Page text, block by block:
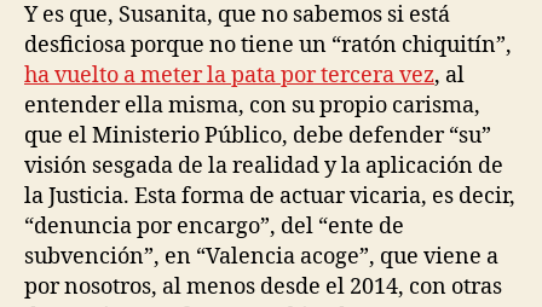
Y es que, Susanita, que no sabemos si está
desficiosa porque no tiene un “ratón chiquitín”,
ha vuelto a meter la pata por tercera vez, al
entender ella misma, con su propio carisma,
que el Ministerio Público, debe defender “su”
visión sesgada de la realidad y la aplicación de
la Justicia. Esta forma de actuar vicaria, es decir,
“denuncia por encargo”, del “ente de
subvención”, en “Valencia acoge”, que viene a
por nosotros, al menos desde el 2014, con otras